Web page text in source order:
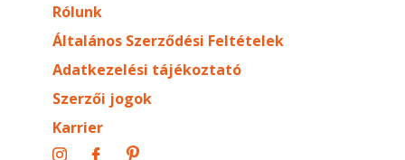
Rólunk
Általános Szerződési Feltételek
Adatkezelési tájékoztató
Szerzői jogok
Karrier